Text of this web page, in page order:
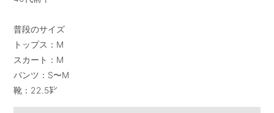
普段のサイズ
トップス：M
スカート：M
パンツ：S〜M
靴：22.5㌢